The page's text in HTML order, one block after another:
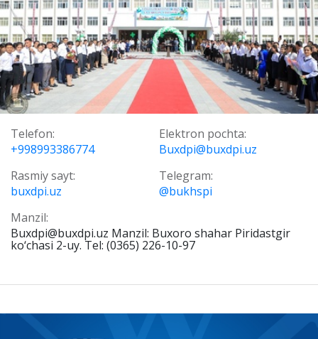
Telefon:
+998993386774
Elektron pochta:
Buxdpi@buxdpi.uz
Rasmiy sayt:
buxdpi.uz
Telegram:
@bukhspi
Manzil:
Buxdpi@buxdpi.uz Manzil: Buxoro shahar Piridastgir
ko‘chasi 2-uy. Tel: (0365) 226-10-97